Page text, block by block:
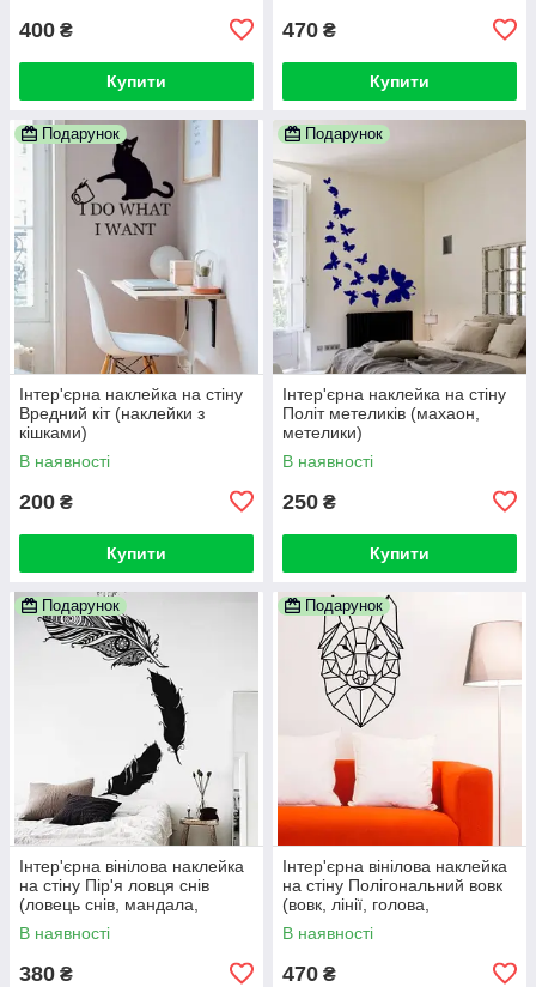
400 ₴
Купити
470 ₴
Купити
Подарунок
Інтер'єрна наклейка на стіну
Вредний кіт (наклейки з
кішками)
В наявності
200 ₴
Купити
Подарунок
Інтер'єрна наклейка на стіну
Політ метеликів (махаон,
метелики)
В наявності
250 ₴
Купити
Подарунок
Інтер'єрна вінілова наклейка
на стіну Пір'я ловця снів
(ловець снів, мандала,
Менді, самоклейка)
В наявності
380 ₴
Подарунок
Інтер'єрна вінілова наклейка
на стіну Полігональний вовк
(вовк, лінії, голова,
самоклейка)
В наявності
470 ₴